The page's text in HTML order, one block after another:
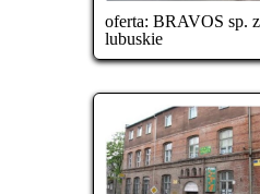
oferta: BRAVOS sp.
lubuskie